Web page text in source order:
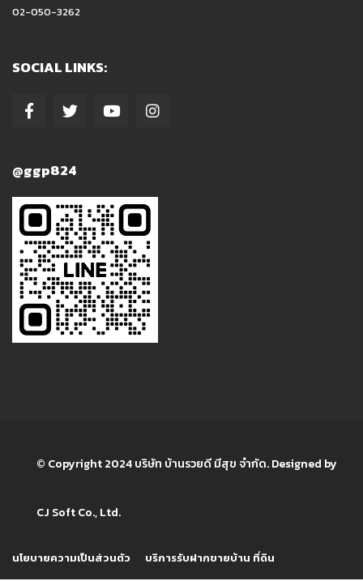
02-050-3262
SOCIAL LINKS:
@ggp824
© Copyright 2024 บริษัท บ้านรวยดี มีสุข จำกัด. Designed by
CJ Soft Co., Ltd.
นโยบายความเป็นส่วนตัว บริการรับฝากขายบ้าน ที่ดิน